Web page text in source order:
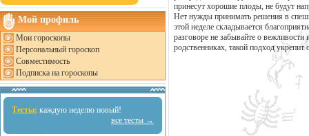
Мой профиль
Мои гороскопы
Персональный гороскоп
Совместимость
Подписка на гороскопы
Тесты: каждую неделю новый!
все тесты →
принесут хорошие плоды, не будут
Нет нужды принимать решения в
этой неделе складывается
разговоре не забывайте о
родственниках, такой подход укрепит